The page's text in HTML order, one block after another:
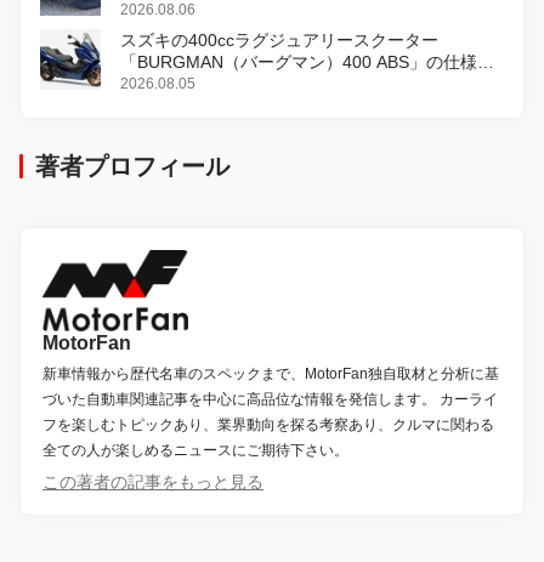
2026.08.06
スズキの400ccラグジュアリースクーター
「BURGMAN（バーグマン）400 ABS」の仕様を
変更し、8月18日に発売
2026.08.05
著者プロフィール
MotorFan
新車情報から歴代名車のスペックまで、MotorFan独自取材と分析に基
づいた自動車関連記事を中心に高品位な情報を発信します。 カーライ
フを楽しむトピックあり、業界動向を探る考察あり、クルマに関わる
全ての人が楽しめるニュースにご期待下さい。
この著者の記事をもっと見る